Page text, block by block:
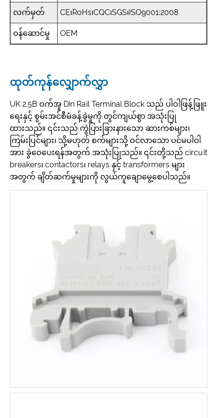
လက်မှတ် CE၊RoHs၊CQC၊SGS၊ISO9001:2008
ဝန်ဆောင်မှု OEM
ထုတ်ကုန်လျှောက်လွှာ
UK 2.5B ဝက်အူ Din Rail Terminal Block သည် ပါဝါဖြန့်ဖြူး
ရေးနှင့် စွမ်းအင်စီမံခန့်ခွဲမှုကို တွင်ကျယ်စွာ အသုံးပြု
ထားသည်။ ၎င်းသည် ကွဲပြားခြားနားသော ဆားကစ်များ၊
ကြမ်းပြင်များ၊ သို့မဟုတ် စက်များသို့ ဝင်လာသော ပင်မပါဝါ
အား ခွဲဝေပေးရန်အတွက် အသုံးပြုသည်။ ၎င်းတို့သည် circuit
breakers၊ contactors၊ relays နှင့် transformers များ
အတွက် ချိတ်ဆက်မှုများကို လွယ်ကူချောမွေ့စေပါသည်။